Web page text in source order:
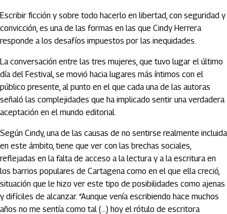
Escribir ficción y sobre todo hacerlo en libertad, con seguridad y
convicción, es una de las formas en las que Cindy Herrera
responde a los desafíos impuestos por las inequidades.
La conversación entre las tres mujeres, que tuvo lugar el último
día del Festival, se movió hacia lugares más íntimos con el
público presente, al punto en el que cada una de las autoras
señaló las complejidades que ha implicado sentir una verdadera
aceptación en el mundo editorial.
Según Cindy, una de las causas de no sentirse realmente incluida
en este ámbito, tiene que ver con las brechas sociales,
reflejadas en la falta de acceso a la lectura y a la escritura en
los barrios populares de Cartagena como en el que ella creció,
situación que le hizo ver este tipo de posibilidades como ajenas
y difíciles de alcanzar. “Aunque venía escribiendo hace muchos
años no me sentía como tal (...) hoy el rótulo de escritora